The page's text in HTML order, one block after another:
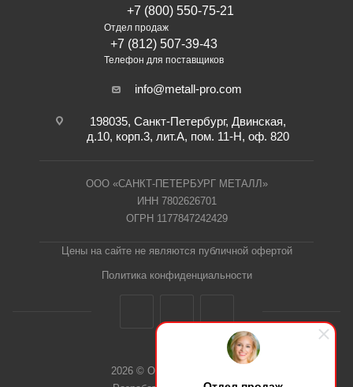
+7 (800) 550-75-21
Отдел продаж
+7 (812) 507-39-43
Телефон для поставщиков
info@metall-pro.com
198035, Санкт-Петербург, Двинская,
д.10, корп.3, лит.А, пом. 11-Н, оф. 820
ООО «САНКТ-ПЕТЕРБУРГ МЕТАЛЛ»
ИНН 7802626701
ОГРН 1177847242429
Цены на сайте не являются публичной офертой
Политика конфиденциальности
2026 © ООО "СПб Металл"